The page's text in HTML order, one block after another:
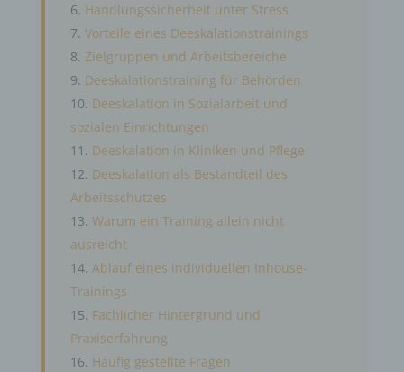
Handlungssicherheit unter Stress
Vorteile eines Deeskalationstrainings
Zielgruppen und Arbeitsbereiche
Deeskalationstraining für Behörden
Deeskalation in Sozialarbeit und
sozialen Einrichtungen
Deeskalation in Kliniken und Pflege
Deeskalation als Bestandteil des
Arbeitsschutzes
Warum ein Training allein nicht
ausreicht
Ablauf eines individuellen Inhouse-
Trainings
Fachlicher Hintergrund und
Praxiserfahrung
Häufig gestellte Fragen